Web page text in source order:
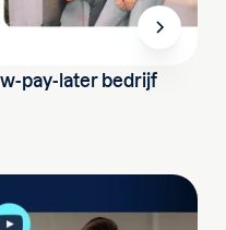
pay-later bedrijf